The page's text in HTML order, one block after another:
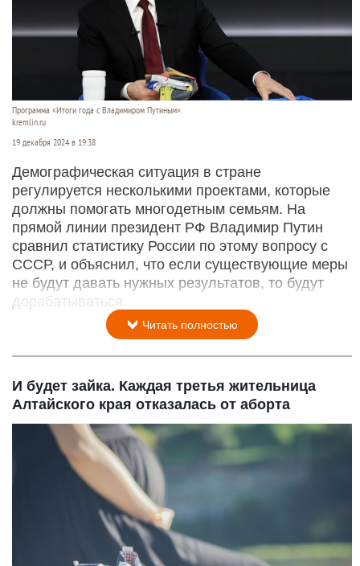
Программа «Итоги года с Владимиром Путиным».
kremlin.ru
19 декабря 2024 в 19:38
Демографическая ситуация в стране
регулируется несколькими проектами, которые
должны помогать многодетным семьям. На
прямой линии президент РФ Владимир Путин
сравнил статистику России по этому вопросу с
СССР, и объяснил, что если существующие меры
не будут давать нужных результатов, то будут
дорабатываться.
Читать полностью
И будет зайка. Каждая третья жительница
Алтайского края отказалась от аборта